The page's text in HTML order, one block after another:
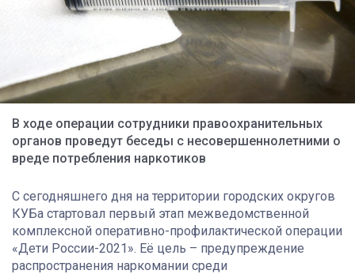
В ходе операции сотрудники правоохранительных
органов проведут беседы с несовершеннолетними о
вреде потребления наркотиков
С сегодняшнего дня на территории городских округов
КУБа стартовал первый этап межведомственной
комплексной оперативно-профилактической операции
«Дети России-2021». Её цель – предупреждение
распространения наркомании среди